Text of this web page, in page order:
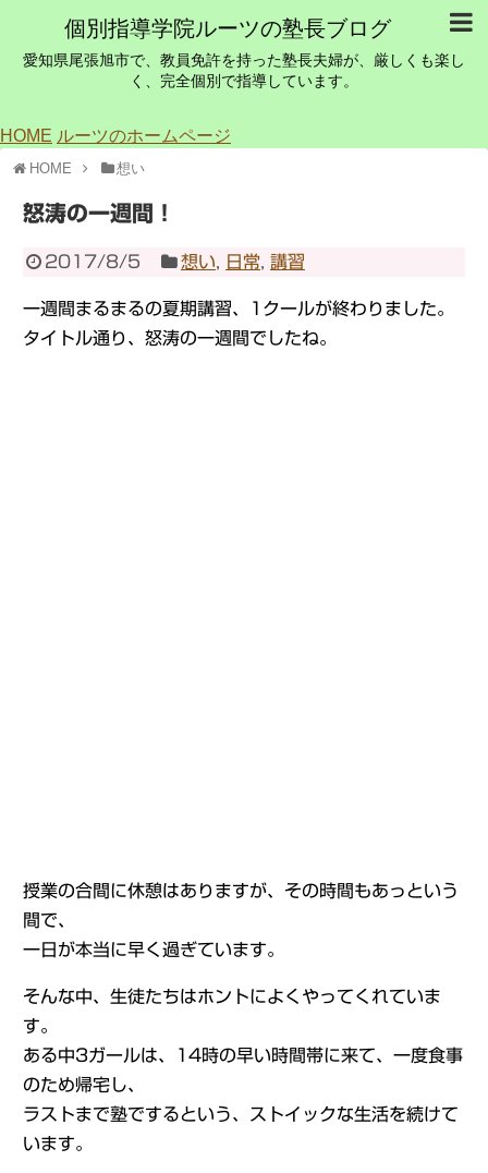
個別指導学院ルーツの塾長ブログ
愛知県尾張旭市で、教員免許を持った塾長夫婦が、厳しくも楽し
く、完全個別で指導しています。
HOME ルーツのホームページ
HOME 想い
怒涛の一週間！
2017/8/5 想い 日常 ,講習
一週間まるまるの夏期講習、1クールが終わりました。
タイトル通り、怒涛の一週間でしたね。
授業の合間に休憩はありますが、その時間もあっという
間で、
一日が本当に早く過ぎています。
そんな中、生徒たちはホントによくやってくれていま
す。
ある中3ガールは、14時の早い時間帯に来て、一度食事
のため帰宅し、
ラストまで塾でするという、ストイックな生活を続けて
います。